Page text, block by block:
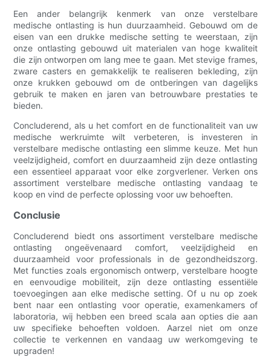
Een ander belangrijk kenmerk van onze verstelbare
medische ontlasting is hun duurzaamheid. Gebouwd om de
eisen van een drukke medische setting te weerstaan, zijn
onze ontlasting gebouwd uit materialen van hoge kwaliteit
die zijn ontworpen om lang mee te gaan. Met stevige frames,
zware casters en gemakkelijk te realiseren bekleding, zijn
onze krukken gebouwd om de ontberingen van dagelijks
gebruik te maken en jaren van betrouwbare prestaties te
bieden.
Concluderend, als u het comfort en de functionaliteit van uw
medische werkruimte wilt verbeteren, is investeren in
verstelbare medische ontlasting een slimme keuze. Met hun
veelzijdigheid, comfort en duurzaamheid zijn deze ontlasting
een essentieel apparaat voor elke zorgverlener. Verken ons
assortiment verstelbare medische ontlasting vandaag te
koop en vind de perfecte oplossing voor uw behoeften.
Conclusie
Concluderend biedt ons assortiment verstelbare medische
ontlasting ongeëvenaard comfort, veelzijdigheid en
duurzaamheid voor professionals in de gezondheidszorg.
Met functies zoals ergonomisch ontwerp, verstelbare hoogte
en eenvoudige mobiliteit, zijn deze ontlasting essentiële
toevoegingen aan elke medische setting. Of u nu op zoek
bent naar een ontlasting voor operatie, examenkamers of
laboratoria, wij hebben een breed scala aan opties die aan
uw specifieke behoeften voldoen. Aarzel niet om onze
collectie te verkennen en vandaag uw werkomgeving te
upgraden!